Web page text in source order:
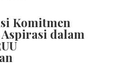
Komitmen
dalam